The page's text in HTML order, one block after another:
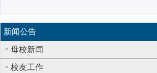
新闻公告
母校新闻
校友工作